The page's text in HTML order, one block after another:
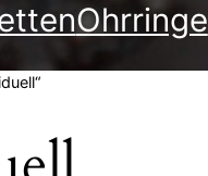
Ohrringe